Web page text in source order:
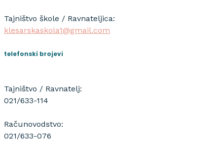
Tajništvo škole / Ravnateljica:
klesarskaskola1@gmail.com
telefonski brojevi
Tajništvo / Ravnatelj:
021/633-114
Računovodstvo:
021/633-076